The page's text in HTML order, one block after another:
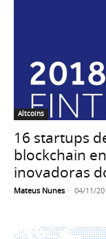
Altcoins
16 startups
blockchain
inovadoras
Mateus Nunes - 04/11/